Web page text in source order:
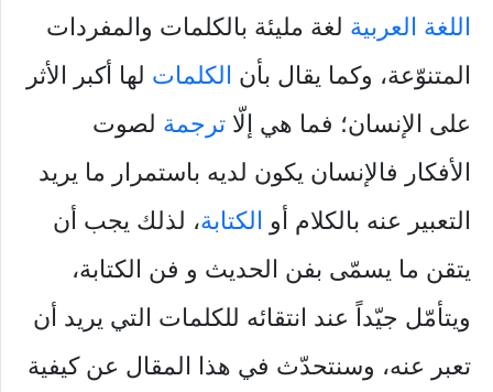
اللغة العربية لغة مليئة بالكلمات والمفردات
المتنوّعة، وكما يقال بأن الكلمات لها أكبر الأثر
على الإنسان؛ فما هي إلّا ترجمة لصوت
الأفكار فالإنسان يكون لديه باستمرار ما يريد
التعبير عنه بالكلام أو الكتابة، لذلك يجب أن
يتقن ما يسمّى بفن الحديث و فن الكتابة،
ويتأمّل جيّداً عند انتقائه للكلمات التي يريد أن
تعبر عنه، وسنتحدّث في هذا المقال عن كيفية